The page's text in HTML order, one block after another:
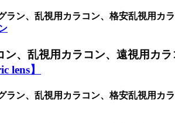
ラン、乱視用カラコン、格安乱視用カ
、乱視用カラコン、遠視用カ
lens】
ラン、乱視用カラコン、格安乱視用カ